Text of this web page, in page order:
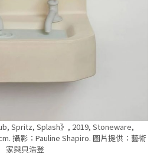
Spritz, Splash》, 2019, Stoneware,
攝影：Pauline Shapiro. 圖片提供：藝術
家與貝浩登